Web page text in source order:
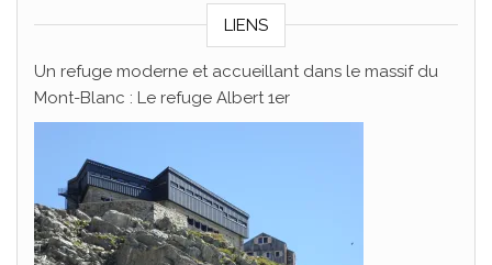
LIENS
Un refuge moderne et accueillant dans le massif du
Mont-Blanc : Le refuge Albert 1er